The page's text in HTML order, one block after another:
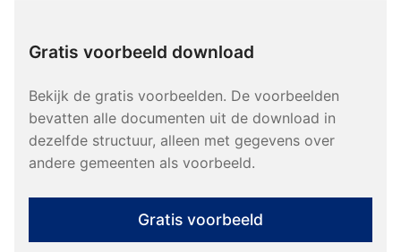
Gratis voorbeeld download
Bekijk de gratis voorbeelden. De voorbeelden
bevatten alle documenten uit de download in
dezelfde structuur, alleen met gegevens over
andere gemeenten als voorbeeld.
Gratis voorbeeld